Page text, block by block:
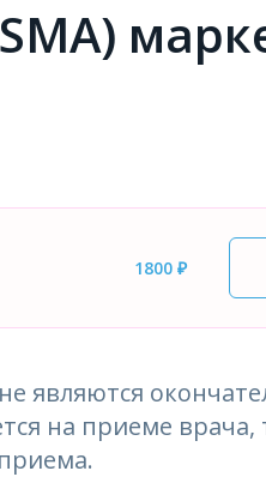
1800 ₽
являются
на приеме врача,